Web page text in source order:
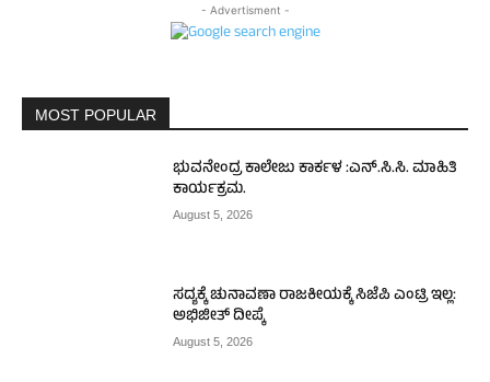
- Advertisment -
MOST POPULAR
ಭುವನೇಂದ್ರ ಕಾಲೇಜು ಕಾರ್ಕಳ :ಎನ್.ಸಿ.ಸಿ. ಮಾಹಿತಿ
ಕಾರ್ಯಕ್ರಮ.
August 5, 2026
ಸದ್ಯಕ್ಕೆ ಚುನಾವಣಾ ರಾಜಕೀಯಕ್ಕೆ ಸಿಜೆಪಿ ಎಂಟ್ರಿ ಇಲ್ಲ:
ಅಭಿಜೀತ್ ದೀಪ್ಕೆ
August 5, 2026